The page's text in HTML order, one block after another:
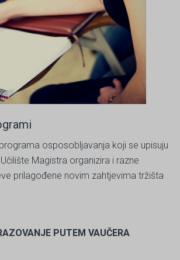
osposobljavanja koji se upisuju
Magistra organizira i razne
prilagođene novim zahtjevima tržišta
PUTEM VAUČERA